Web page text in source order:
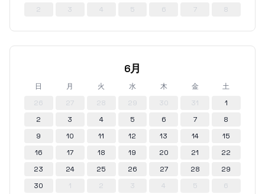
2
3 4 5 6 7 8
6月
日 月 火 水 木 金
土
26
27 28 29 30 31
1
2
3 4 5 6 7
8
9
10 11 12 13 14
15
16
17 18 19 20 21
22
23
24 25 26 27 28
29
30
1 2 3 4 5 6